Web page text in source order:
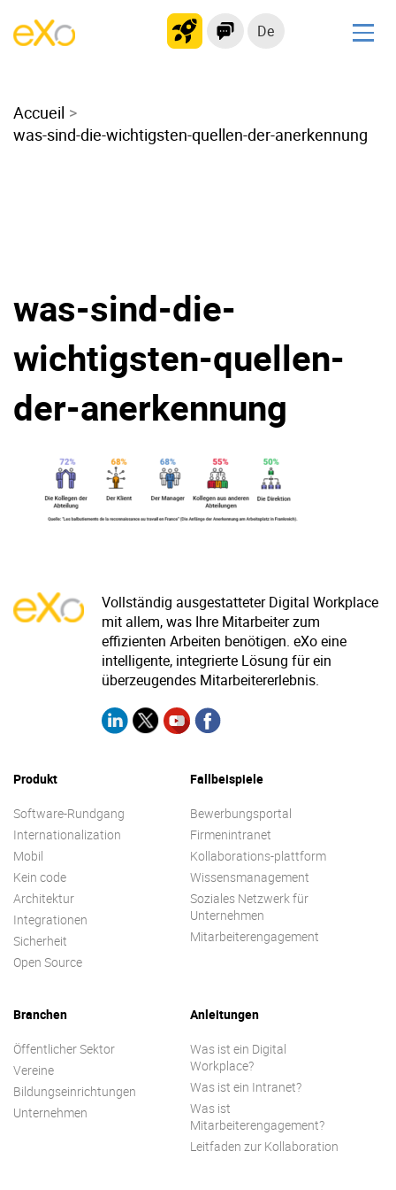
De
Modernes Intranet
kollaborationsplattform
Produkt
Warum eXo
Mobil
Integrationen
Architektur
Karriere
Ressourcen-Center
Blog
Testen Sie eXo
Accueil
was-sind-die-wichtigsten-quellen-der-anerkennung
was-sind-die-
wichtigsten-quellen-
der-anerkennung
Vollständig ausgestatteter Digital Workplace
mit allem, was Ihre Mitarbeiter zum
effizienten Arbeiten benötigen. eXo eine
intelligente, integrierte Lösung für ein
überzeugendes Mitarbeitererlebnis.
Produkt
Software-Rundgang
Internationalization
Mobil
Kein code
Architektur
Integrationen
Sicherheit
Open Source
Fallbeispiele
Bewerbungsportal
Firmenintranet
Kollaborations-plattform
Wissensmanagement
Soziales Netzwerk für
Unternehmen
Mitarbeiterengagement
Branchen
Öffentlicher Sektor
Vereine
Bildungseinrichtungen
Unternehmen
Anleitungen
Was ist ein Digital
Workplace?
Was ist ein Intranet?
Was ist
Mitarbeiterengagement?
Leitfaden zur Kollaboration